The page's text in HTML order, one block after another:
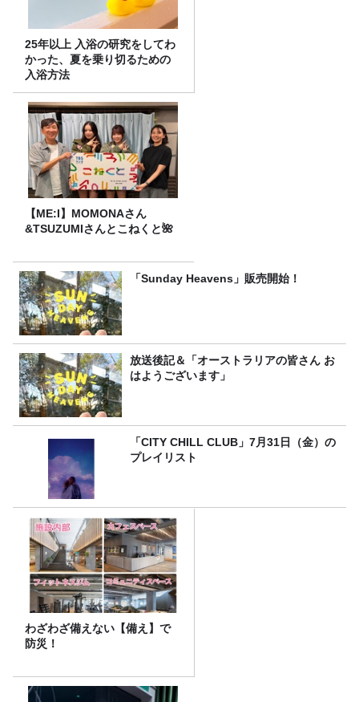
25年以上 入浴の研究をしてわ
かった、夏を乗り切るための
入浴方法
【ME:I】MOMONAさん
&TSUZUMIさんとこねくと🌺
「Sunday Heavens」販売開始！
放送後記＆「オーストラリアの皆さん お
はようございます」
「CITY CHILL CLUB」7月31日（金）の
プレイリスト
わざわざ備えない【備え】で
防災！